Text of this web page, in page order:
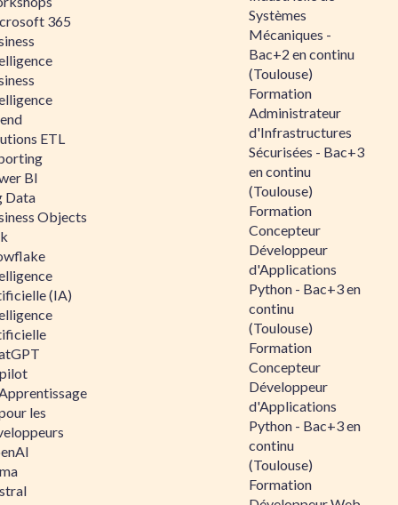
365
ETL
BI
Data
Objects
(IA)
les
Systèmes
Mécaniques -
Bac+2 en continu
(Toulouse)
Formation
Administrateur
d'Infrastructures
Sécurisées - Bac+3
en continu
(Toulouse)
Formation
Concepteur
Développeur
d'Applications
Python - Bac+3 en
continu
(Toulouse)
Formation
Concepteur
Développeur
d'Applications
Python - Bac+3 en
continu
(Toulouse)
Formation